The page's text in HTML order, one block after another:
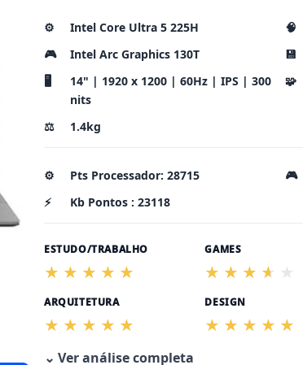
⚙️ Intel Core Ultra 5 225H 🧠
🎮
Intel Arc Graphics 130T 💾
🖥️
14" | 1920 x 1200 | 60Hz | IPS | 300
nits
🧩
⚖️ 1.4kg
⚙️ Pts Processador: 28715 🎮
⚡
Kb Pontos : 23118
ESTUDO/TRABALHO GAMES
ARQUITETURA DESIGN
⌄ Ver análise completa